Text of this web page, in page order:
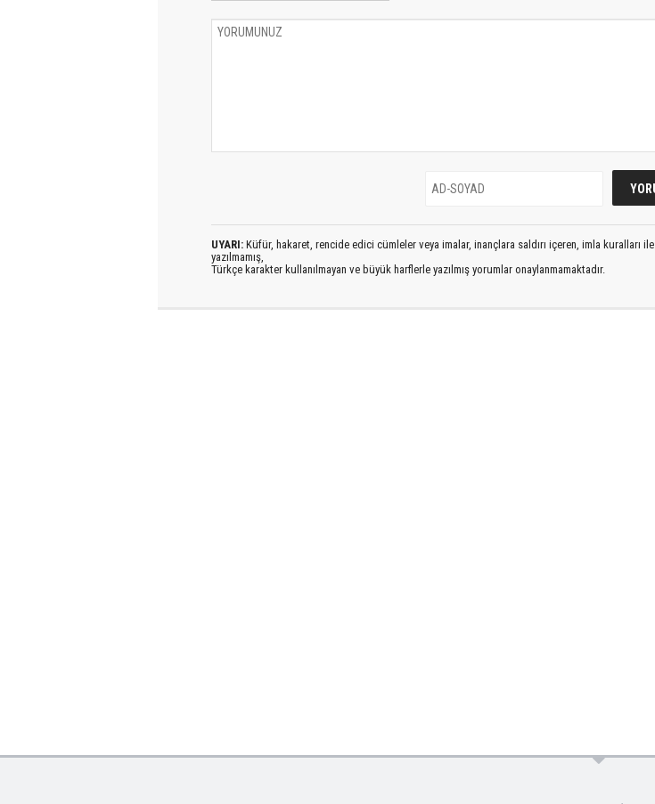
UYARI: Küfür, hakaret, rencide edici cümleler veya imalar, inançlara saldırı içeren, imla kuralları ile
yazılmamış,
Türkçe karakter kullanılmayan ve büyük harflerle yazılmış yorumlar onaylanmamaktadır.